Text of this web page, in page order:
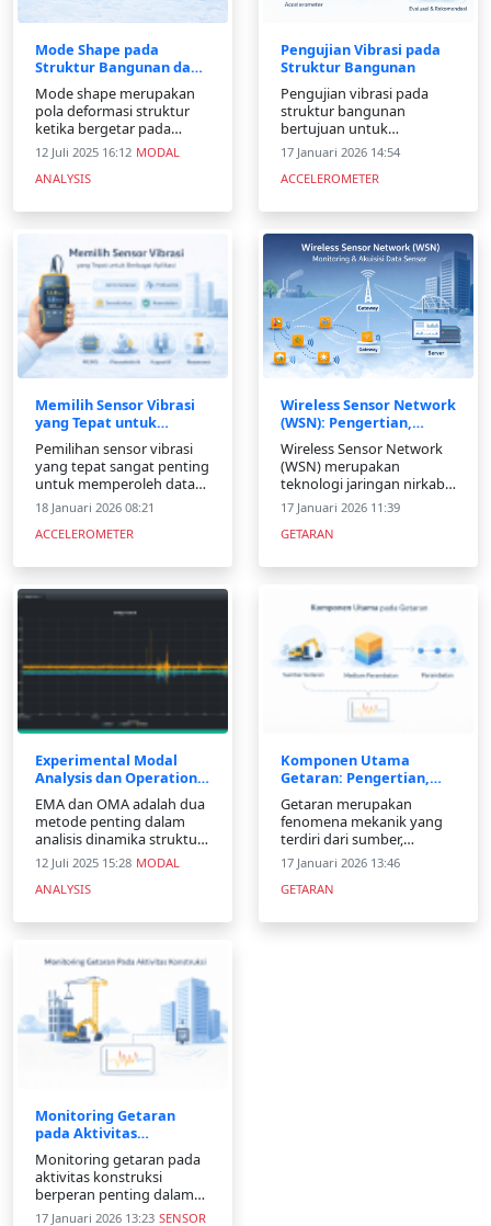
Mode Shape pada
Struktur Bangunan dan
Analisis Getaran
Mode shape merupakan
pola deformasi struktur
ketika bergetar pada
frekuensi alamiahnya.
Artikel ini membahas
pengertian, peran, serta
dalam analisis dan
12 Juli 2025 16:12 MODAL
ANALYSIS
Pengujian Vibrasi pada
Struktur Bangunan
Pengujian vibrasi pada
struktur bangunan
bertujuan untuk
menganalisis respons
dinamik dan mendeteksi
potensi kerusakan
membahas metode,
langkah pengujian, dan
manfaatnya.
17 Januari 2026 14:54
ACCELEROMETER
Memilih Sensor Vibrasi
yang Tepat untuk
Monitoring dan Analisis
Getaran
Pemilihan sensor vibrasi
yang tepat sangat penting
untuk memperoleh data
getaran yang akurat.
Artikel ini membahas
faktor pemilihan sensor
akselerometer dan MEMS.
18 Januari 2026 08:21
ACCELEROMETER
Wireless Sensor Network
(WSN): Pengertian,
Arsitektur, Aplikasi, dan
Tantangan
Wireless Sensor Network
(WSN) merupakan
teknologi jaringan nirkabel
yang terdiri dari node
sensor, gateway, dan
sistem pemantauan.
digunakan untuk
kesehatan, dan struktur
efisiensi energi dan ska
17 Januari 2026 11:39
GETARAN
Experimental Modal
Analysis dan Operational
Modal Analysis (OMA)
EMA dan OMA adalah dua
metode penting dalam
analisis dinamika struktur.
EMA menggunakan data
eksperimental yang
dihasilkan oleh
sementara OMA
operasional yang
dihasilkan oleh struktur
selama beroperasi. Dalam
keduan
12 Juli 2025 15:28 MODAL
ANALYSIS
Komponen Utama
Getaran: Pengertian,
Parameter, dan
Penerapannya
Getaran merupakan
fenomena mekanik yang
terdiri dari sumber,
medium, dan proses
perambatan. Artikel ini
membahas komponen
penting, serta
17 Januari 2026 13:46
GETARAN
Monitoring Getaran
pada Aktivitas
Konstruksi: Keamanan,
Kualitas, dan
Keberlanjutan
Monitoring getaran pada
aktivitas konstruksi
berperan penting dalam
menjaga keamanan
17 Januari 2026 13:23 SENSOR